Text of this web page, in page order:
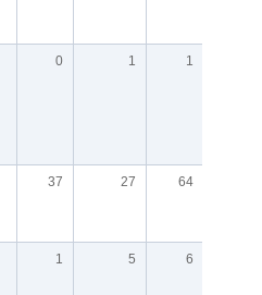
0 1 1
37 27 64
1 5 6